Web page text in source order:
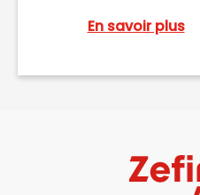
En savoir plus